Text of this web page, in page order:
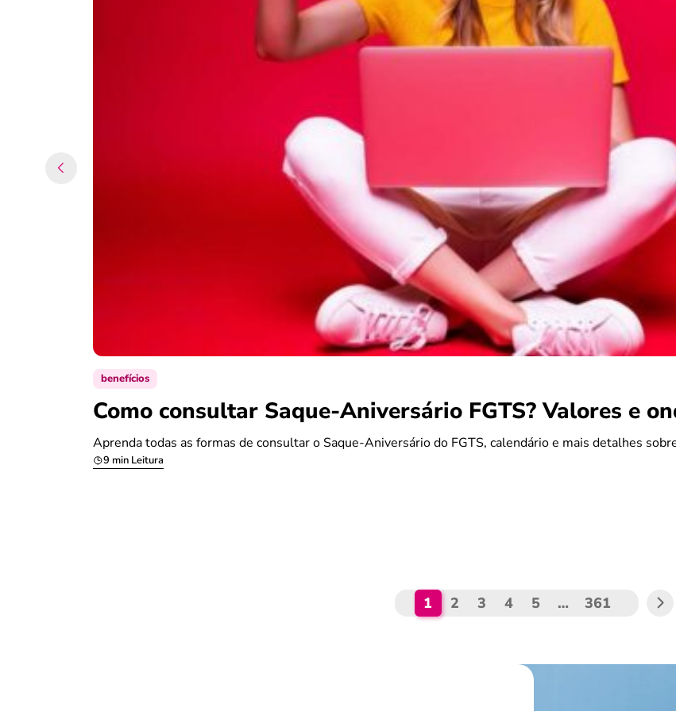
benefícios
Como consultar Saque-Aniversário FGTS? Valores e
Aprenda todas as formas de consultar o Saque-Aniversário do FGTS, calendário e mais detalhes
9 min Leitura
1 2 3 4 5 … 361